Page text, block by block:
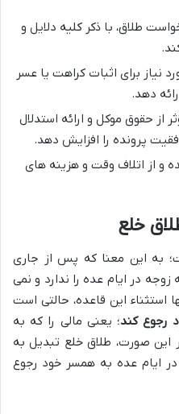
طلاق، با ذکر کلیه دلایل و
نیاز برای اثبات کراهت یا عسر
دهد.
از حقوق موکل و ارائه استدلال
پرونده را افزایش دهد.
و از اتلاف وقت و هزینه های
به این معنا که پس از جاری
در ایام عده را ندارد و نمی
استثناء این قاعده، حالتی است
رجوع کند؛ یعنی مالی را که به
صورت، طلاق خلع تبدیل به
ایام عده به همسر خود رجوع